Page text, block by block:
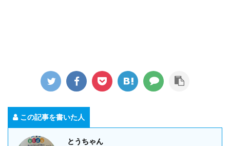
この記事を書いた人
とうちゃん